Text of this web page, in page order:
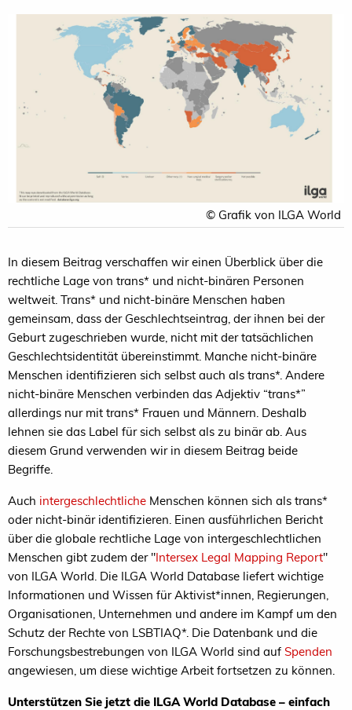
© Grafik von ILGA World
In diesem Beitrag verschaffen wir einen Überblick über die
rechtliche Lage von trans* und nicht-binären Personen
weltweit. Trans* und nicht-binäre Menschen haben
gemeinsam, dass der Geschlechtseintrag, der ihnen bei der
Geburt zugeschrieben wurde, nicht mit der tatsächlichen
Geschlechtsidentität übereinstimmt. Manche nicht-binäre
Menschen identifizieren sich selbst auch als trans*. Andere
nicht-binäre Menschen verbinden das Adjektiv “trans*”
allerdings nur mit trans* Frauen und Männern. Deshalb
lehnen sie das Label für sich selbst als zu binär ab. Aus
diesem Grund verwenden wir in diesem Beitrag beide
Begriffe.
Auch intergeschlechtliche Menschen können sich als trans*
oder nicht-binär identifizieren. Einen ausführlichen Bericht
über die globale rechtliche Lage von intergeschlechtlichen
Menschen gibt zudem der "Intersex Legal Mapping Report"
von ILGA World. Die ILGA World Database liefert wichtige
Informationen und Wissen für Aktivist*innen, Regierungen,
Organisationen, Unternehmen und andere im Kampf um den
Schutz der Rechte von LSBTIAQ*. Die Datenbank und die
Forschungsbestrebungen von ILGA World sind auf Spenden
angewiesen, um diese wichtige Arbeit fortsetzen zu können.
Unterstützen Sie jetzt die ILGA World Database – einfach